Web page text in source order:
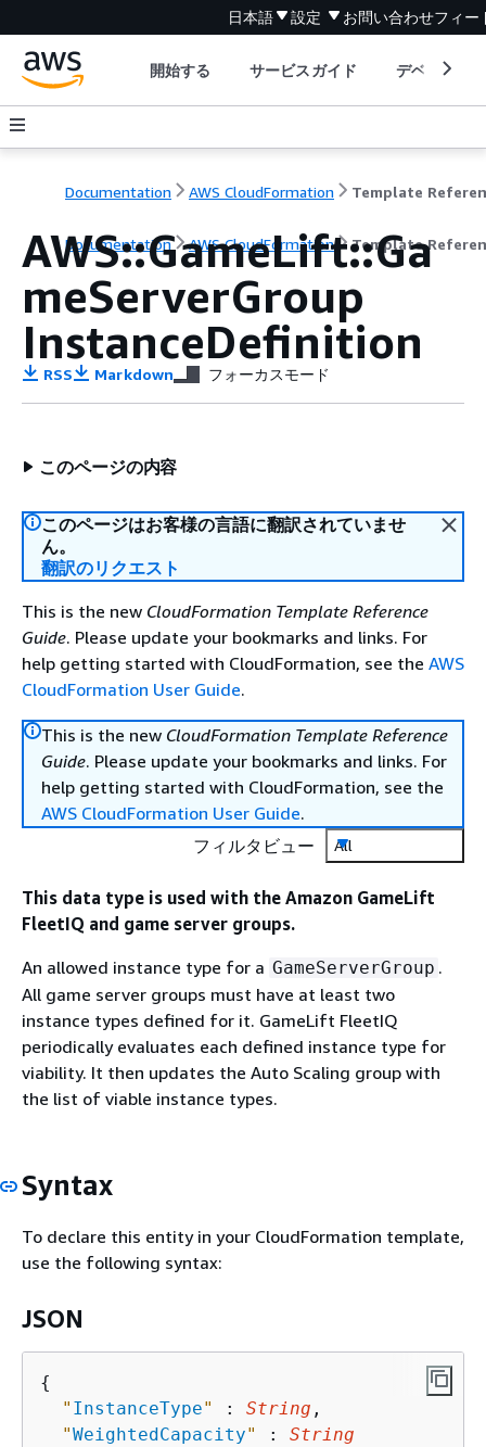
日本語 設定 お問い合わせフィー
開始する サービスガイド デベロッパ
Documentation AWS CloudFormation Template
Documentation AWS CloudFormation Template
AWS::GameLift::Ga
meServerGroup
InstanceDefinition
RSS Markdown フォーカスモード
このページの内容
このページはお客様の言語に翻訳されていませ
ん。
翻訳のリクエスト
This is the new CloudFormation Template Reference
Guide. Please update your bookmarks and links. For
help getting started with CloudFormation, see the AWS
CloudFormation User Guide.
This is the new CloudFormation Template Reference
Guide. Please update your bookmarks and links. For
help getting started with CloudFormation, see the
AWS CloudFormation User Guide.
フィルタビュー
All
This data type is used with the Amazon GameLift
FleetIQ and game server groups.
An allowed instance type for a GameServerGroup .
All game server groups must have at least two
instance types defined for it. GameLift FleetIQ
periodically evaluates each defined instance type for
viability. It then updates the Auto Scaling group with
the list of viable instance types.
Syntax
To declare this entity in your CloudFormation template,
use the following syntax:
JSON
{
" InstanceType" : String ,
"WeightedCapacity" : String